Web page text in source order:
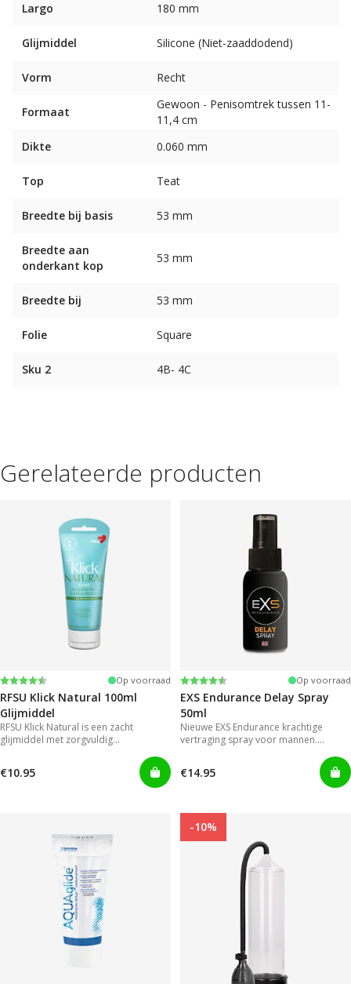
Largo 180 mm
Glijmiddel Silicone (Niet-zaaddodend)
Vorm Recht
Formaat
Gewoon - Penisomtrek tussen 11-
11,4 cm
Dikte
0.060 mm
Top Teat
Breedte bij basis 53 mm
Breedte aan
onderkant kop
53 mm
Breedte bij 53 mm
Folie Square
Sku 2 4B- 4C
Gerelateerde producten
Beoordeling:
4.4 uit 5 sterren Op voorraad
RFSU Klick Natural 100ml
Glijmiddel
RFSU Klick Natural is een zacht
glijmiddel met zorgvuldig
€10.95
Beoordeling:
4.2 uit 5 sterren Op voorraad
EXS Endurance Delay Spray
50ml
Nieuwe EXS Endurance krachtige
vertraging spray voor mannen.
te nemen met gels die onhandig en
rommelig zijn in gebruik.
€14.95
-10%